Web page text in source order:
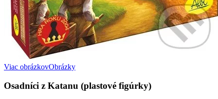
Viac obrázkovObrázky
Osadníci z Katanu (plastové figúrky)